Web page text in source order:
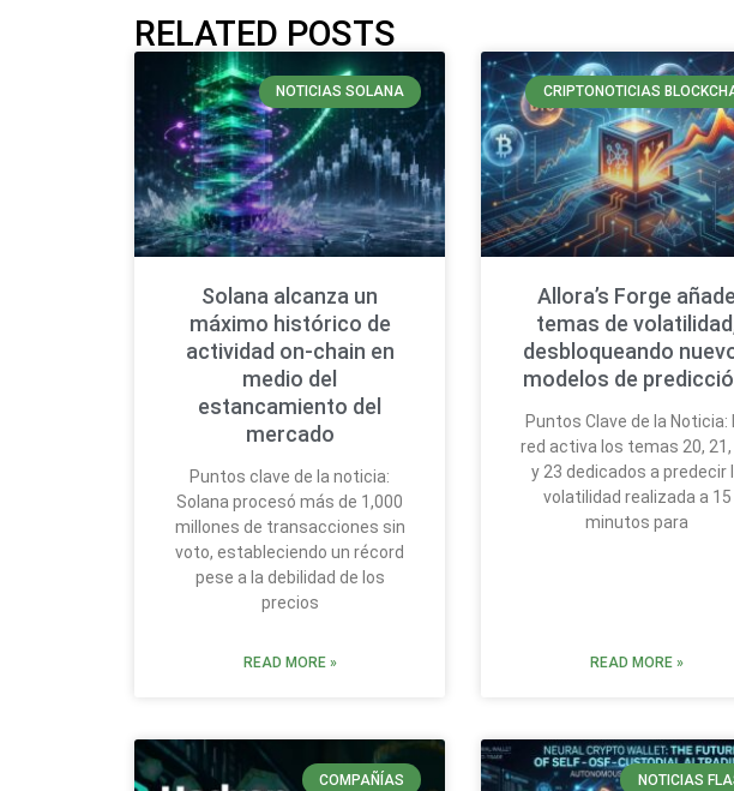
RELATED POSTS
NOTICIAS SOLANA
Solana alcanza un
máximo histórico de
actividad on-chain en
medio del
estancamiento del
mercado
Puntos clave de la noticia:
Solana procesó más de 1,000
millones de transacciones sin
voto, estableciendo un récord
pese a la debilidad de los
precios
READ MORE »
CRIPTONOTICIAS
Allora’s Forge añade
temas de
desbloqueando
modelos de
Puntos Clave de la Noticia:
red activa los temas 20, 21,
y 23 dedicados a predecir
volatilidad realizada a 15
minutos para
READ MORE »
COMPAÑÍAS NOTICIAS